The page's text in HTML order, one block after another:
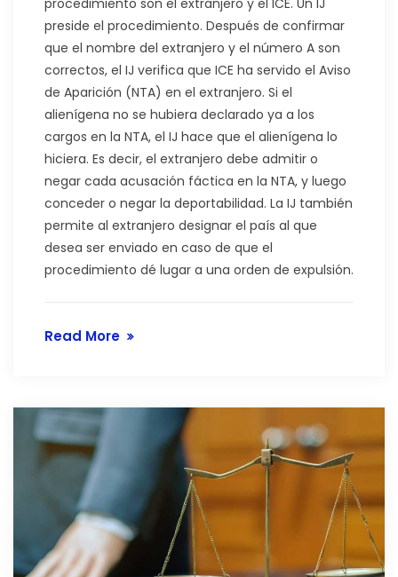
preside el procedimiento. Después de confirmar
que el nombre del extranjero y el número A son
correctos, el IJ verifica que ICE ha servido el Aviso
de Aparición (NTA) en el extranjero. Si el
alienígena no se hubiera declarado ya a los
cargos en la NTA, el IJ hace que el alienígena lo
hiciera. Es decir, el extranjero debe admitir o
negar cada acusación fáctica en la NTA, y luego
conceder o negar la deportabilidad. La IJ también
permite al extranjero designar el país al que
desea ser enviado en caso de que el
procedimiento dé lugar a una orden de expulsión.
Read More